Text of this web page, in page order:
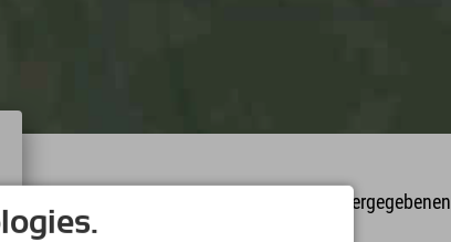
Vollständigkeit oder Aktualität der wiedergegebenen
zusätzlichen Karte.